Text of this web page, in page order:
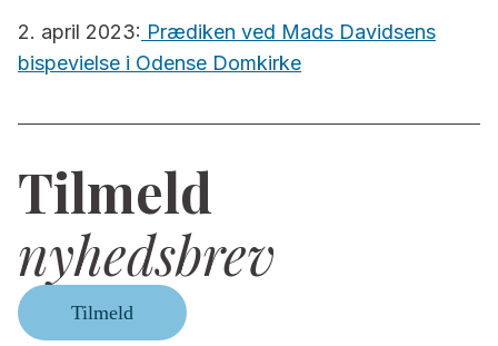
2. april 2023: Prædiken ved Mads Davidsens
bispevielse i Odense Domkirke
Tilmeld
nyhedsbrev
Tilmeld